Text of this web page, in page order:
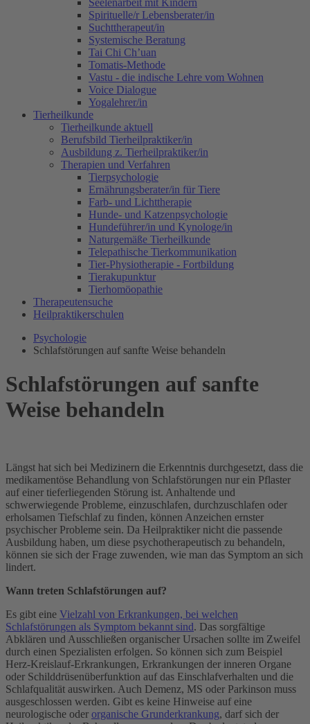
Seelenarbeit mit Kindern
Spirituelle/r Lebensberater/in
Suchttherapeut/in
Systemische Beratung
Tai Chi Ch’uan
Tomatis-Methode
Vastu - die indische Lehre vom Wohnen
Voice Dialogue
Yogalehrer/in
Tierheilkunde
Tierheilkunde aktuell
Berufsbild Tierheilpraktiker/in
Ausbildung z. Tierheilpraktiker/in
Therapien und Verfahren
Tierpsychologie
Ernährungsberater/in für Tiere
Farb- und Lichttherapie
Hunde- und Katzenpsychologie
Hundeführer/in und Kynologe/in
Naturgemäße Tierheilkunde
Telepathische Tierkommunikation
Tier-Physiotherapie - Fortbildung
Tierakupunktur
Tierhomöopathie
Therapeutensuche
Heilpraktikerschulen
Psychologie
Schlafstörungen auf sanfte Weise behandeln
Schlafstörungen auf sanfte
Weise behandeln
Längst hat sich bei Medizinern die Erkenntnis durchgesetzt, dass die
medikamentöse Behandlung von Schlafstörungen nur ein Pflaster
auf einer tieferliegenden Störung ist. Anhaltende und
schwerwiegende Probleme, einzuschlafen, durchzuschlafen oder
erholsamen Tiefschlaf zu finden, können Anzeichen ernster
psychischer Probleme sein. Da Heilpraktiker nicht die passende
Ausbildung haben, um diese psychotherapeutisch zu behandeln,
können sie sich der Frage zuwenden, wie man das Symptom an sich
lindert.
Wann treten Schlafstörungen auf?
Es gibt eine Vielzahl von Erkrankungen, bei welchen
Schlafstörungen als Symptom bekannt sind. Das sorgfältige
Abklären und Ausschließen organischer Ursachen sollte im Zweifel
durch einen Spezialisten erfolgen. So können sich zum Beispiel
Herz-Kreislauf-Erkrankungen, Erkrankungen der inneren Organe
oder Schilddrüsenüberfunktion auf das Einschlafverhalten und die
Schlafqualität auswirken. Auch Demenz, MS oder Parkinson muss
ausgeschlossen werden. Gibt es keine Hinweise auf eine
neurologische oder organische Grunderkrankung, darf sich der